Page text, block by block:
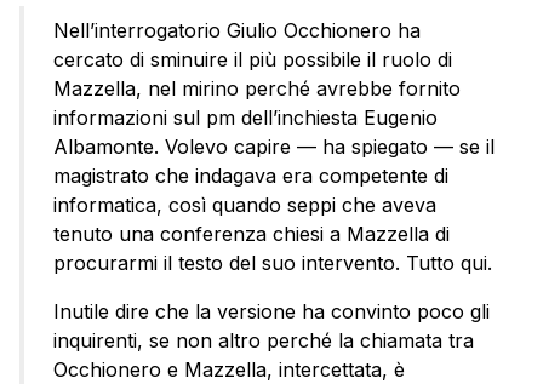
Nell’interrogatorio Giulio Occhionero ha
cercato di sminuire il più possibile il ruolo di
Mazzella, nel mirino perché avrebbe fornito
informazioni sul pm dell’inchiesta Eugenio
Albamonte. Volevo capire — ha spiegato — se il
magistrato che indagava era competente di
informatica, così quando seppi che aveva
tenuto una conferenza chiesi a Mazzella di
procurarmi il testo del suo intervento. Tutto qui.
Inutile dire che la versione ha convinto poco gli
inquirenti, se non altro perché la chiamata tra
Occhionero e Mazzella, intercettata, è